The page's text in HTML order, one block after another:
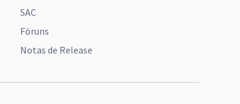
SAC
Fóruns
Notas de Release